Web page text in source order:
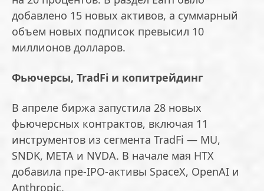
добавлено 15 новых активов, а суммарный
объем новых подписок превысил 10
миллионов долларов.
Фьючерсы, TradFi и копитрейдинг
В апреле биржа запустила 28 новых
фьючерсных контрактов, включая 11
инструментов из сегмента TradFi — MU,
SNDK, META и NVDA. В начале мая HTX
добавила пре-IPO-активы SpaceX, OpenAI и
Anthropic.